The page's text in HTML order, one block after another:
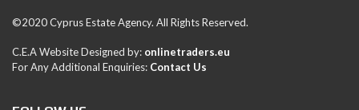
©2020 Cyprus Estate Agency. All Rights Reserved.
C.E.A Website Designed by: onlinetraders.eu
For Any Additional Enquiries: Contact Us